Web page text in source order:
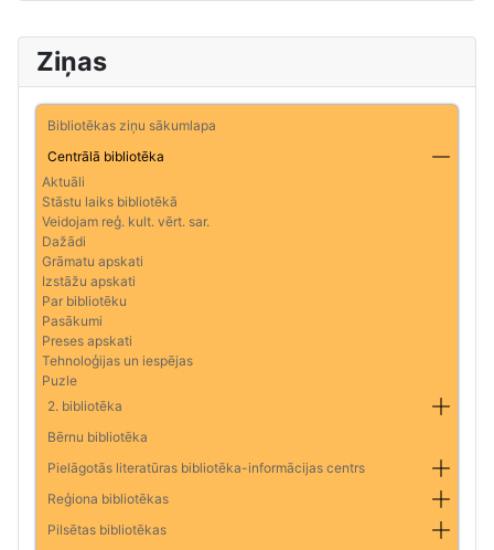
Ziņas
Bibliotēkas ziņu sākumlapa
Centrālā bibliotēka
Aktuāli
Stāstu laiks bibliotēkā
Veidojam reģ. kult. vērt. sar.
Dažādi
Grāmatu apskati
Izstāžu apskati
Par bibliotēku
Pasākumi
Preses apskati
Tehnoloģijas un iespējas
Puzle
2. bibliotēka
Bērnu bibliotēka
Pielāgotās literatūras bibliotēka-informācijas centrs
Reģiona bibliotēkas
Pilsētas bibliotēkas